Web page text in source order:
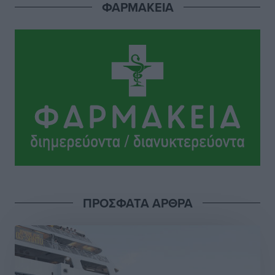
Αθλητικά• πριν 17 ώρες
Σι Τζέι Χάρις: «Να πανηγυρίσουμε πολλές νίκες μαζί»
Αθλητικά • πριν 18 ώρες
Ροδήλιος: Ο απολογισμός από το Πανελλήνιο
Πρωτάθλημα Πίστας
Αθλητικά• πριν 18 ώρες
Γ.Σ. Διαγόρας: Εντατική προετοιμασία και επιστροφή
ΦΑΡΜΑΚΕΙΑ
ΠΡΟΣΦΑΤΑ ΑΡΘΡΑ